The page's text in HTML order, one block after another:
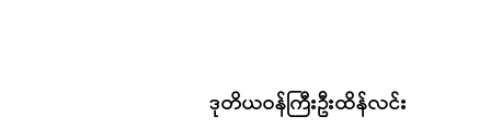
ဒုတိယဝန်ကြီးဦးထိန်လင်း